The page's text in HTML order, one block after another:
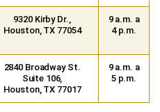
9320 Kirby Dr.,
Houston, TX 77054
9 a.m. a
4 p.m.
2840 Broadway St.
Suite 106,
Houston, TX 77017
9 a.m. a
5 p.m.